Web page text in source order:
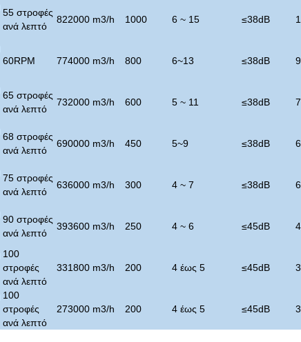
55 στροφές
ανά λεπτό
822000 m3/h 1000 6 ~ 15 ≤38dB
60RPM 774000 m3/h 800 6~13 ≤38dB
65 στροφές
ανά λεπτό
732000 m3/h 600 5 ~ 11 ≤38dB
68 στροφές
ανά λεπτό
690000 m3/h 450 5~9 ≤38dB
75 στροφές
ανά λεπτό
636000 m3/h 300 4 ~ 7 ≤38dB
90 στροφές
ανά λεπτό
393600 m3/h 250 4 ~ 6 ≤45dB
100
στροφές
ανά λεπτό
331800 m3/h 200 4 έως 5 ≤45dB
100
στροφές
ανά λεπτό
273000 m3/h 200 4 έως 5 ≤45dB